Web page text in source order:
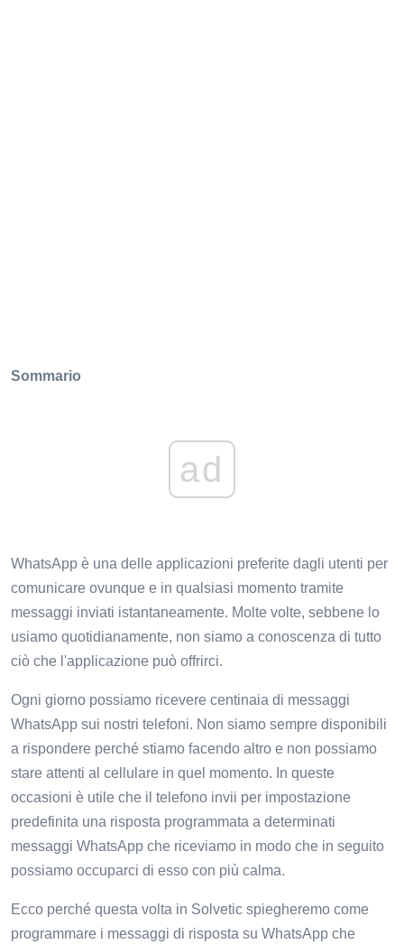
Sommario
ad
WhatsApp è una delle applicazioni preferite dagli utenti per
comunicare ovunque e in qualsiasi momento tramite
messaggi inviati istantaneamente. Molte volte, sebbene lo
usiamo quotidianamente, non siamo a conoscenza di tutto
ciò che l'applicazione può offrirci.
Ogni giorno possiamo ricevere centinaia di messaggi
WhatsApp sui nostri telefoni. Non siamo sempre disponibili
a rispondere perché stiamo facendo altro e non possiamo
stare attenti al cellulare in quel momento. In queste
occasioni è utile che il telefono invii per impostazione
predefinita una risposta programmata a determinati
messaggi WhatsApp che riceviamo in modo che in seguito
possiamo occuparci di esso con più calma.
Ecco perché questa volta in Solvetic spiegheremo come
programmare i messaggi di risposta su WhatsApp che